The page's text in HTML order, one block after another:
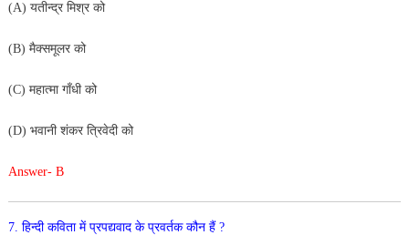
(A) यतीन्द्र मिश्र को
(B) मैक्समूलर को
(C) महात्मा गाँधी को
(D) भवानी शंकर त्रिवेदी को
Answer- B
7. हिन्दी कविता में प्रपद्यवाद के प्रवर्तक कौन हैं ?